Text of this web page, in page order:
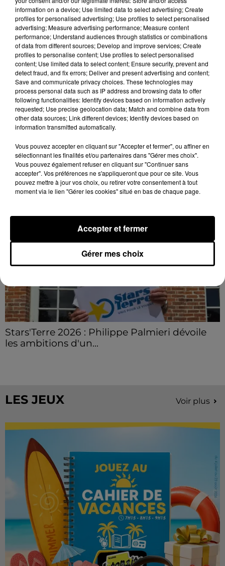
🔊 Les recrutements s'accélèrent pour le
futur Amazon...
commandes sont à saisir avant l'ouverture du
nouveau site d'Amazon à Illiers-Combray fin
septembre....
LE GRAND FORMAT Voir plus
Stars'Terre 2026 : Philippe Palmieri dévoile
les ambitions d'un...
LES JEUX Voir plus
information on a device; Use limited data to select advertising; Create
profiles for personalised advertising; Use profiles to select personalised
advertising; Measure advertising performance; Measure content
performance; Understand audiences through statistics or combinations
of data from different sources; Develop and improve services; Create
profiles to personalise content; Use profiles to select personalised
content; Use limited data to select content; Ensure security, prevent and
detect fraud, and fix errors; Deliver and present advertising and content;
Save and communicate privacy choices. These technologies may
process personal data such as IP address and browsing data to offer
following functionalities: Identify devices based on information actively
requested; Use precise geolocation data; Match and combine data from
other data sources; Link different devices; Identify devices based on
information transmitted automatically.
Vous pouvez accepter en cliquant sur "Accepter et fermer", ou affiner en
sélectionnant les finalités et/ou partenaires dans "Gérer mes choix".
Vous pouvez également refuser en cliquant sur "Continuer sans
accepter". Vos préférences ne s'appliqueront que pour ce site. Vous
pouvez mettre à jour vos choix, ou retirer votre consentement à tout
moment via le lien "Gérer les cookies" situé en bas de chaque page.
Gérer mes choix
Accepter et fermer